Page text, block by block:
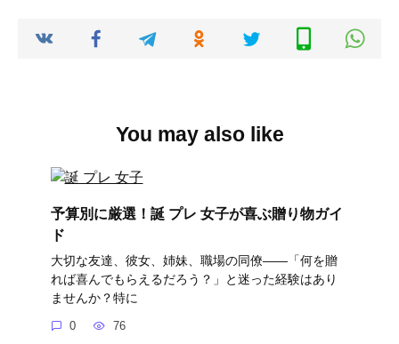
You may also like
予算別に厳選！誕 プレ 女子が喜ぶ贈り物ガイ
ド
大切な友達、彼女、姉妹、職場の同僚――「何を贈
れば喜んでもらえるだろう？」と迷った経験はあり
ませんか？特に
0 76